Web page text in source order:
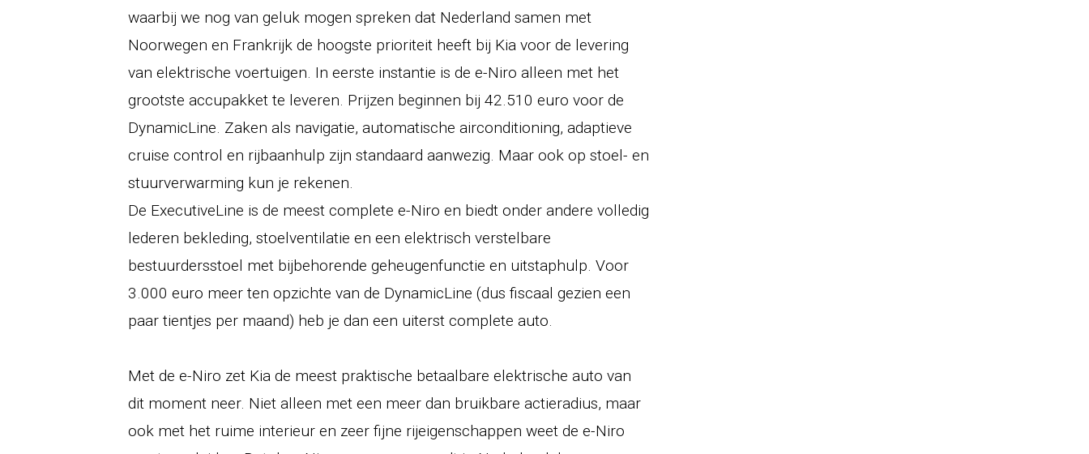
waarbij we nog van geluk mogen spreken dat Nederland samen met
Noorwegen en Frankrijk de hoogste prioriteit heeft bij Kia voor de levering
van elektrische voertuigen. In eerste instantie is de e-Niro alleen met het
grootste accupakket te leveren. Prijzen beginnen bij 42.510 euro voor de
DynamicLine. Zaken als navigatie, automatische airconditioning, adaptieve
cruise control en rijbaanhulp zijn standaard aanwezig. Maar ook op stoel- en
stuurverwarming kun je rekenen.
De ExecutiveLine is de meest complete e-Niro en biedt onder andere volledig
lederen bekleding, stoelventilatie en een elektrisch verstelbare
bestuurdersstoel met bijbehorende geheugenfunctie en uitstaphulp. Voor
3.000 euro meer ten opzichte van de DynamicLine (dus fiscaal gezien een
paar tientjes per maand) heb je dan een uiterst complete auto.
Met de e-Niro zet Kia de meest praktische betaalbare elektrische auto van
dit moment neer. Niet alleen met een meer dan bruikbare actieradius, maar
ook met het ruime interieur en zeer fijne rijeigenschappen weet de e-Niro